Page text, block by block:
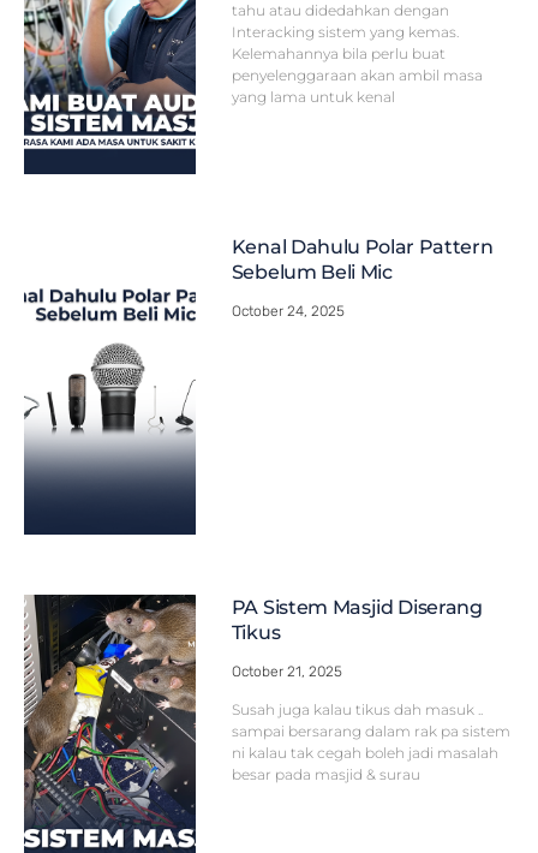
tahu atau didedahkan dengan
Interacking sistem yang kemas.
Kelemahannya bila perlu buat
penyelenggaraan akan ambil masa
yang lama untuk kenal
Kenal Dahulu Polar Pattern
Sebelum Beli Mic
October 24, 2025
PA Sistem Masjid Diserang
Tikus
October 21, 2025
Susah juga kalau tikus dah masuk ..
sampai bersarang dalam rak pa sistem
ni kalau tak cegah boleh jadi masalah
besar pada masjid & surau